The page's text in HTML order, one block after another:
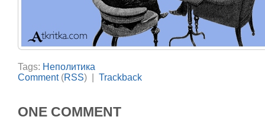
Tags: Неполитика
Comment(RSS) | Trackback
ONE COMMENT